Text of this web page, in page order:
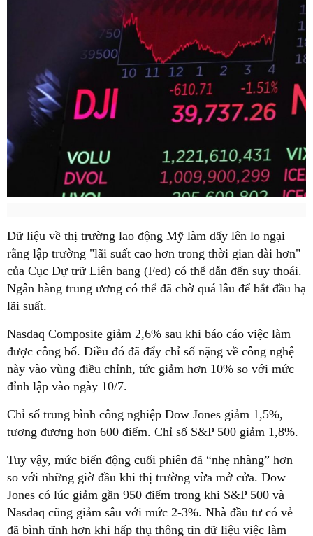
Dữ liệu về thị trường lao động Mỹ làm dấy lên lo ngại
rằng lập trường "lãi suất cao hơn trong thời gian dài hơn"
của Cục Dự trữ Liên bang (Fed) có thể dẫn đến suy thoái.
Ngân hàng trung ương có thể đã chờ quá lâu để bắt đầu hạ
lãi suất.
Nasdaq Composite giảm 2,6% sau khi báo cáo việc làm
được công bố. Điều đó đã đẩy chỉ số nặng về công nghệ
này vào vùng điều chỉnh, tức giảm hơn 10% so với mức
đỉnh lập vào ngày 10/7.
Chỉ số trung bình công nghiệp Dow Jones giảm 1,5%,
tương đương hơn 600 điểm. Chỉ số S&P 500 giảm 1,8%.
Tuy vậy, mức biến động cuối phiên đã “nhẹ nhàng” hơn
so với những giờ đầu khi thị trường vừa mở cửa. Dow
Jones có lúc giảm gần 950 điểm trong khi S&P 500 và
Nasdaq cũng giảm sâu với mức 2-3%. Nhà đầu tư có vẻ
đã bình tĩnh hơn khi hấp thụ thông tin dữ liệu việc làm